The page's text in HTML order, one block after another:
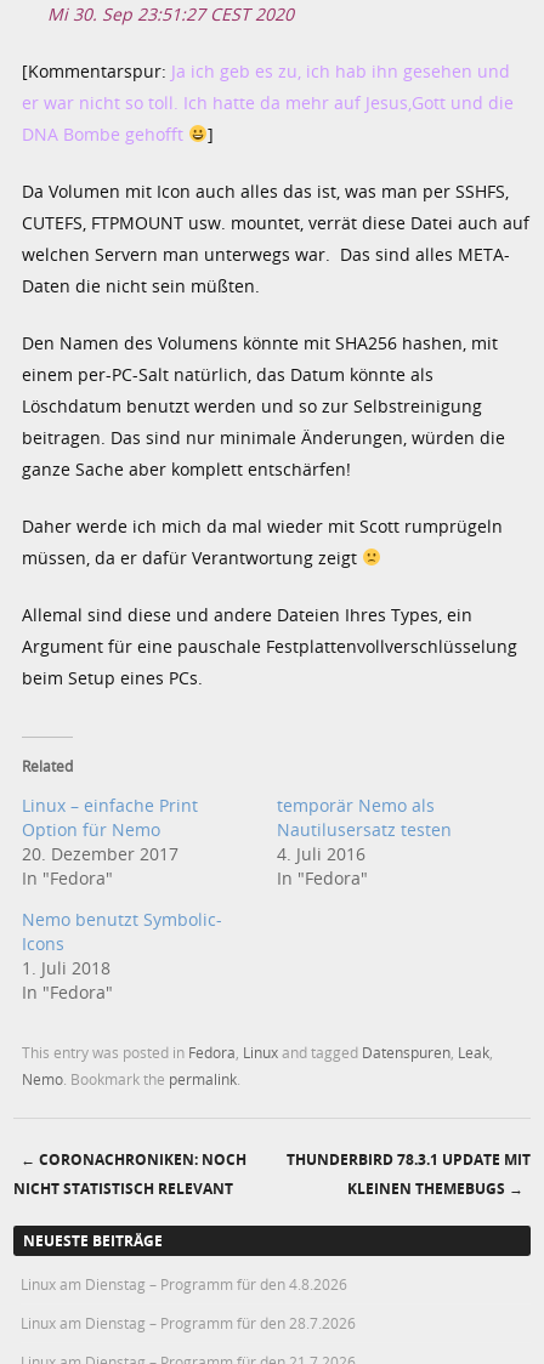
Mi 30. Sep 23:51:27 CEST 2020
[Kommentarspur: Ja ich geb es zu, ich hab ihn gesehen und
er war nicht so toll. Ich hatte da mehr auf Jesus,Gott und die
DNA Bombe gehofft
]
Da Volumen mit Icon auch alles das ist, was man per SSHFS,
CUTEFS, FTPMOUNT usw. mountet, verrät diese Datei auch auf
welchen Servern man unterwegs war. Das sind alles META-
Daten die nicht sein müßten.
Den Namen des Volumens könnte mit SHA256 hashen, mit
einem per-PC-Salt natürlich, das Datum könnte als
Löschdatum benutzt werden und so zur Selbstreinigung
beitragen. Das sind nur minimale Änderungen, würden die
ganze Sache aber komplett entschärfen!
Daher werde ich mich da mal wieder mit Scott rumprügeln
müssen, da er dafür Verantwortung zeigt
Allemal sind diese und andere Dateien Ihres Types, ein
Argument für eine pauschale Festplattenvollverschlüsselung
beim Setup eines PCs.
Related
Linux – einfache Print
Option für Nemo
20. Dezember 2017
In "Fedora"
temporär Nemo als
Nautilusersatz testen
4. Juli 2016
In "Fedora"
Nemo benutzt Symbolic-
Icons
1. Juli 2018
In "Fedora"
This entry was posted in Fedora Linuxand tagged Datenspuren Leak
Nemo . Bookmark the permalink
Post navigation
← CORONACHRONIKEN: NOCH
NICHT STATISTISCH RELEVANT
THUNDERBIRD 78.3.1 UPDATE MIT
KLEINEN THEMEBUGS →
NEUESTE BEITRÄGE
Linux am Dienstag – Programm für den 4.8.2026
Linux am Dienstag – Programm für den 28.7.2026